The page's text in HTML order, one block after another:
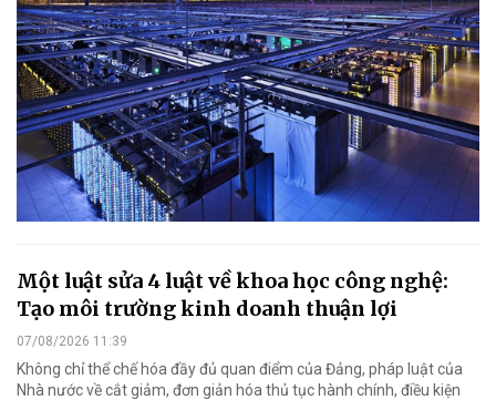
Một luật sửa 4 luật về khoa học công nghệ:
Tạo môi trường kinh doanh thuận lợi
07/08/2026 11:39
Không chỉ thể chế hóa đầy đủ quan điểm của Đảng, pháp luật của
Nhà nước về cắt giảm, đơn giản hóa thủ tục hành chính, điều kiện